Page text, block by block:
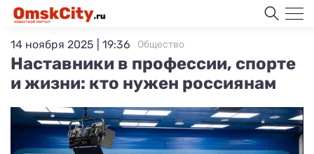
Наставники в профессии, спорте
и жизни: кто нужен россиянам
14 ноября 2025 | 19:36 Общество